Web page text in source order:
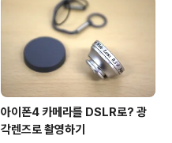
아이폰4 카메라를 DSLR로? 광
각렌즈로 촬영하기